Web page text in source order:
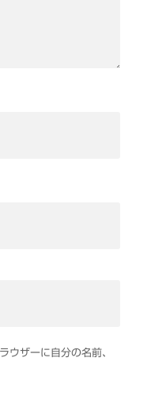
ウザーに自分の名前、